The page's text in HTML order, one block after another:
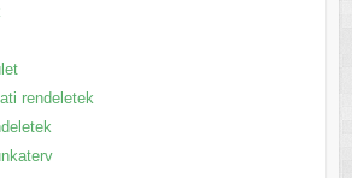
rendeletek